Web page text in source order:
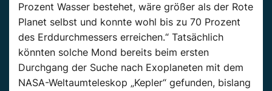
Prozent Wasser bestehet, wäre größer als der Rote
Planet selbst und konnte wohl bis zu 70 Prozent
des Erddurchmessers erreichen.“ Tatsächlich
könnten solche Mond bereits beim ersten
Durchgang der Suche nach Exoplaneten mit dem
NASA-Weltaumteleskop „Kepler“ gefunden, bislang